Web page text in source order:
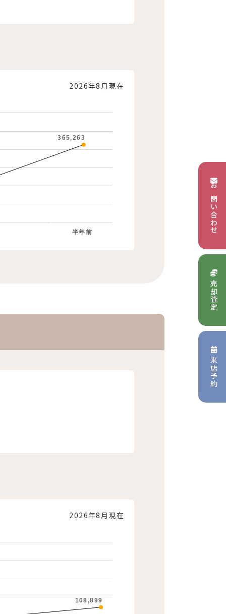
2026年8月現在
半年前
365,263
2026年8月現在
108,899
お問い合わせ
売却査定
来店予約